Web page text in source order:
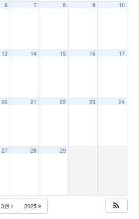
6 7 8 9 10
13 14 15 16 17
20 21 22 23 24
27 28 29
3月 2025